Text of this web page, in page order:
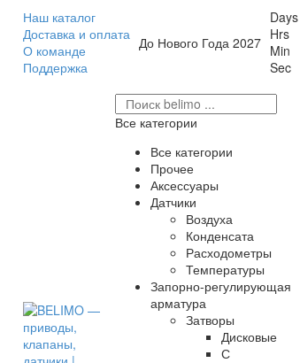
Наш каталог
Доставка и оплата
О команде
Поддержка
До Нового Года 2027
Days
Hrs
Min
Sec
Все категории
Все категории
Прочее
Аксессуары
Датчики
Воздуха
Конденсата
Расходометры
Температуры
Запорно-регулирующая
арматура
Затворы
Дисковые
С